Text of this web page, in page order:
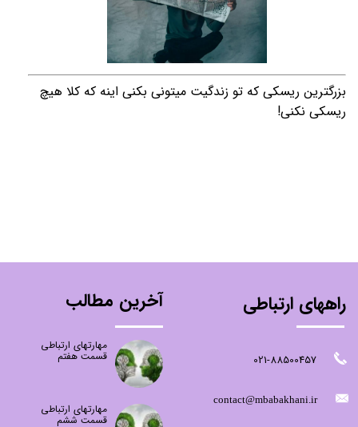
بزرگترين ريسكى كه تو زندگيت میتونی بكنى اينه كه كلا هيچ
ريسكى نكنى!
راههای ارتباطی
021-88500457
​contact@mbabakhani.ir​​​​​​​
آخرین مطالب
مهارتهای ارتباطی
قسمت هفتم
مهارتهای ارتباطی
قسمت ششم